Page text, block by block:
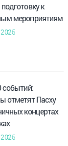
к
мероприятиям
событий:
отметят Пасху
концертах